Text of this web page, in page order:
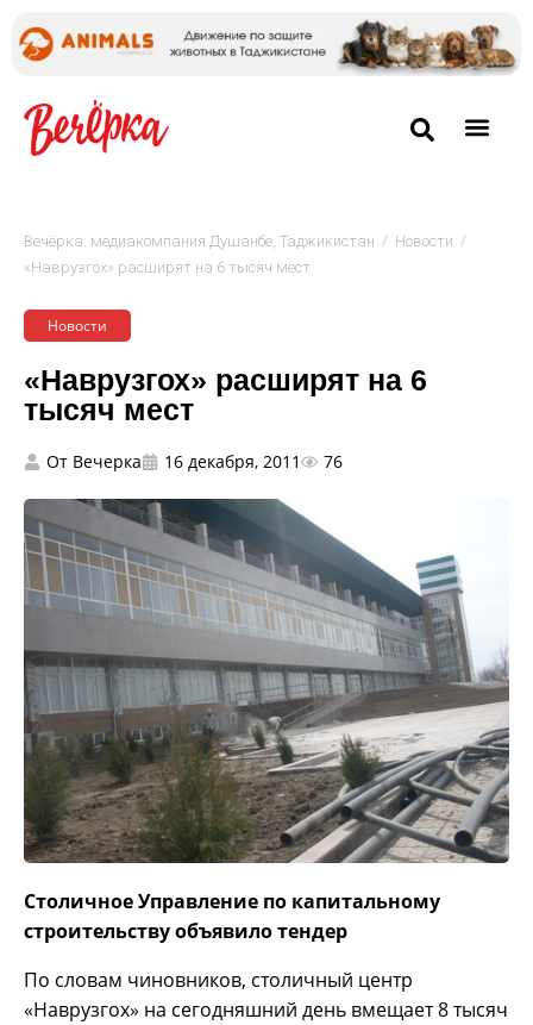
Вечёрка: медиакомпания Душанбе, Таджикистан / Новости /
«Наврузгох» расширят на 6 тысяч мест
Новости
«Наврузгох» расширят на 6
тысяч мест
От Вечерка 16 декабря, 2011 76
Столичное Управление по капитальному
строительству объявило тендер
По словам чиновников, столичный центр
«Наврузгох» на сегодняшний день вмещает 8 тысяч